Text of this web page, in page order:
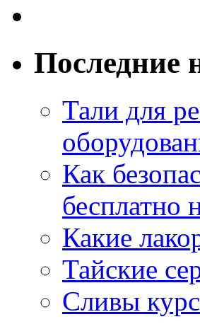
Последние
Тали для
Как
бесплатно
Какие
Тайские
Сливы